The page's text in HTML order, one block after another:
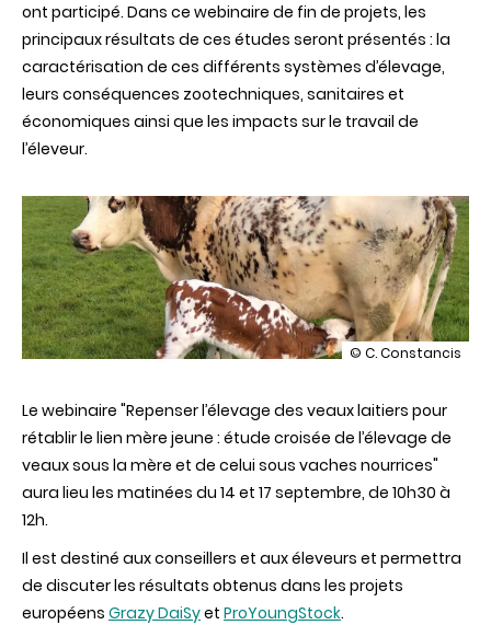
ont participé. Dans ce webinaire de fin de projets, les
principaux résultats de ces études seront présentés : la
caractérisation de ces différents systèmes d’élevage,
leurs conséquences zootechniques, sanitaires et
économiques ainsi que les impacts sur le travail de
l’éleveur.
illustration
l’élevage
des
veaux
laitiers
pour
rétablir
mère
jeune
:
© C. Constancis
Le webinaire "Repenser l’élevage des veaux laitiers pour
rétablir le lien mère jeune : étude croisée de l’élevage de
veaux sous la mère et de celui sous vaches nourrices"
aura lieu les matinées du 14 et 17 septembre, de 10h30 à
12h.
Il est destiné aux conseillers et aux éleveurs et permettra
de discuter les résultats obtenus dans les projets
européens Grazy DaiSyet ProYoungStock.